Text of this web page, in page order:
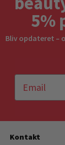
5%
Bliv opdateret –
Kontakt